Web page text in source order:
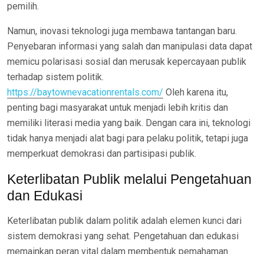
pemilih.
Namun, inovasi teknologi juga membawa tantangan baru.
Penyebaran informasi yang salah dan manipulasi data dapat
memicu polarisasi sosial dan merusak kepercayaan publik
terhadap sistem politik.
https://baytownevacationrentals.com/ Oleh karena itu,
penting bagi masyarakat untuk menjadi lebih kritis dan
memiliki literasi media yang baik. Dengan cara ini, teknologi
tidak hanya menjadi alat bagi para pelaku politik, tetapi juga
memperkuat demokrasi dan partisipasi publik.
Keterlibatan Publik melalui Pengetahuan
dan Edukasi
Keterlibatan publik dalam politik adalah elemen kunci dari
sistem demokrasi yang sehat. Pengetahuan dan edukasi
memainkan peran vital dalam membentuk pemahaman